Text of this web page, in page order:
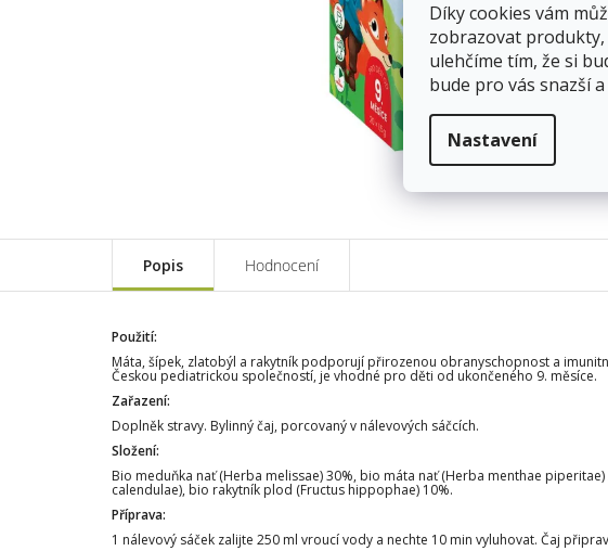
Díky cookies vám
zobrazovat produkty,
ulehčíme tím, že si
bude pro vás snazší
Nastavení
Popis Hodnocení
Použití:
Máta, šípek, zlatobýl a rakytník podporují přirozenou obranyschopnost a
Českou pediatrickou společností, je vhodné pro děti od ukončeného 9. měsíce.
Zařazení:
Doplněk stravy. Bylinný čaj, porcovaný v nálevových sáčcích.
Složení:
Bio meduňka nať (Herba melissae) 30%, bio máta nať (Herba menthae
calendulae), bio rakytník plod (Fructus hippophae) 10%.
Příprava:
1 nálevový sáček zalijte 250 ml vroucí vody a nechte 10 min vyluhovat. Čaj